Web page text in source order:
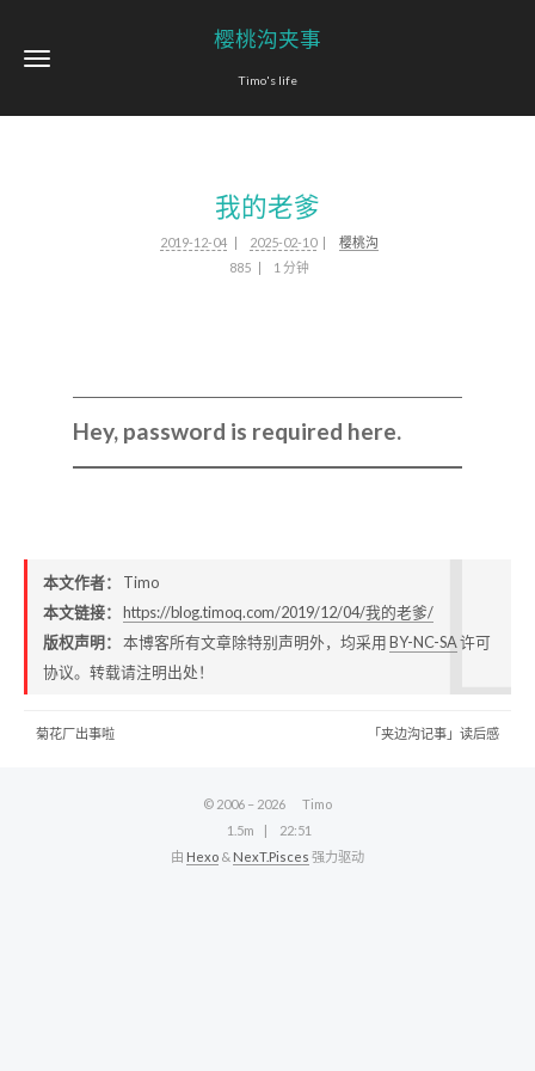
樱桃沟夹事
Timo's life
我的老爹
2019-12-04 2025-02-10
樱桃沟
885
1 分钟
Hey, password is required here.
本文作者： Timo
本文链接：
https://blog.timoq.com/2019/12/04/我的老爹/
版权声明： 本博客所有文章除特别声明外，均采用BY-NC-SA许可
协议。转载请注明出处！
菊花厂出事啦 「夹边沟记事」读后感
© 2006 – 2026
Timo
1.5m
22:51
由 Hexo & NexT.Pisces 强力驱动